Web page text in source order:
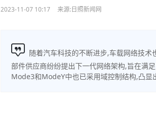
2023-11-07 10:17 来源:日照新闻网
随着汽车科技的不断进步,车载网络技
部件供应商纷纷提出下一代网络架构,旨在满
Mode3和ModeY中也已采用域控制结构,凸